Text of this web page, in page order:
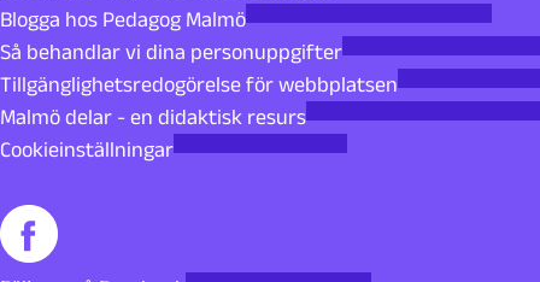
Blogga hos Pedagog Malmö
Så behandlar vi dina personuppgifter
Tillgänglighetsredogörelse för webbplatsen
Malmö delar - en didaktisk resurs
Cookieinställningar